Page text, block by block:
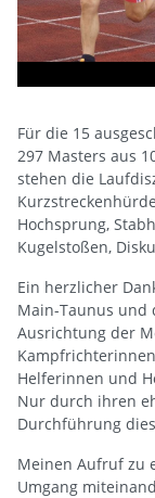
Für die 15
297 Masters aus
stehen die
Hochsprung,
Kugelstoßen,
Ein herzlicher
Main-Taunus und
Ausrichtung der
Helferinnen und
Nur durch ihren
Durchführung
Meinen Aufruf zu
Umgang